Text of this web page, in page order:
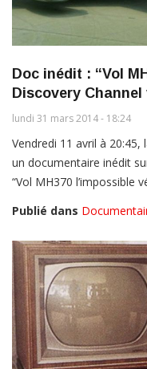
Doc inédit : “Vol
Discovery
lundi 31 mars 2014 - 18:24
Vendredi 11 avril à
un documentaire inédit
“Vol MH370 l’impossible
Publié dans